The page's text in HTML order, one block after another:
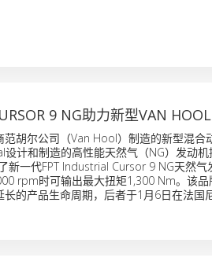
9 NG助力新型VAN
范胡尔公司（Van Hool）制造的新型混合
设计和制造的高性能天然气（NG）发动
新一代FPT Industrial Cursor 9 NG天然
rpm时可输出最大扭矩1,300 Nm。该
的产品生命周期，后者于1月6日在法国